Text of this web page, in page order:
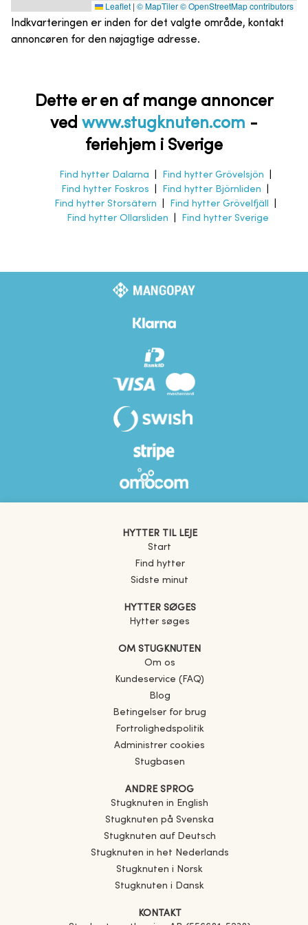
Leaflet | © MapTiler© OpenStreetMap contributors
Indkvarteringen er inden for det valgte område, kontakt
annoncøren for den nøjagtige adresse.
Dette er en af mange annoncer
ved www.stugknuten.com -
feriehjem i Sverige
Find hytter Dalarna Find hytter Grövelsjön
Find hytter Foskros
Find hytter Björnliden
Find hytter Storsätern
Find hytter Grövelfjäll
Find hytter Ollarsliden
Find hytter Sverige
HYTTER TIL LEJE
Start
Find hytter
Sidste minut
HYTTER SØGES
Hytter søges
OM STUGKNUTEN
Om os
Kundeservice (FAQ)
Blog
Betingelser for brug
Fortrolighedspolitik
Administrer cookies
Stugbasen
ANDRE SPROG
Stugknuten in English
Stugknuten på Svenska
Stugknuten auf Deutsch
Stugknuten in het Nederlands
Stugknuten i Norsk
Stugknuten i Dansk
KONTAKT